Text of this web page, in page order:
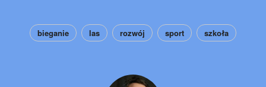
bieganie las rozwój sport szkoła